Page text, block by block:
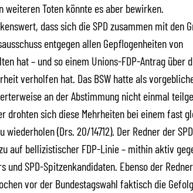
weiteren Toten könnte es aber bewirken.
dass sich die SPD zusammen mit den
entgegen allen Gepflogenheiten von
hat – und so einem Unions-FDP-Antrag über
verholfen hat. Das BSW hatte als
an der Abstimmung nicht einmal
drohten sich diese Mehrheiten bei einem fast
wiederholen (Drs. 20/14712). Der Redner der
auf bellizistischer FDP-Linie – mithin aktiv
und SPD-Spitzenkandidaten. Ebenso der
vor der Bundestagswahl faktisch die